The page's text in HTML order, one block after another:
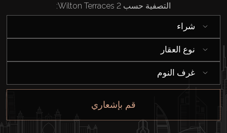
التصفية حسب Wilton Terraces 2:
شراء
نوع العقار
غرف النوم
قم بإشعاري